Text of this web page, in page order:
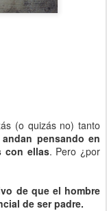
(o quizás no) tanto
pensando en
con ellas. Pero ¿por
de que el hombre
de ser padre.